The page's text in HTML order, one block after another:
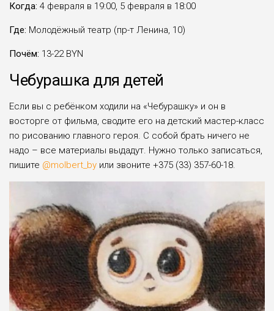
Когда: 4 февраля в 19:00, 5 февраля в 18:00
Где: Молодёжный театр (пр-т Ленина, 10)
Почём: 13-22 BYN
Чебурашка для детей
Если вы с ребёнком ходили на «Чебурашку» и он в
восторге от фильма, сводите его на детский мастер-класс
по рисованию главного героя. С собой брать ничего не
надо – все материалы выдадут. Нужно только записаться,
пишите @molbert_by или звоните +375 (33) 357-60-18.